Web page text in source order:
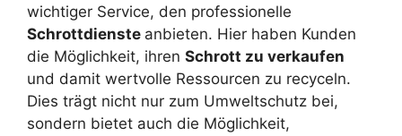
wichtiger Service, den professionelle
Schrottdienste anbieten. Hier haben Kunden
die Möglichkeit, ihren Schrott zu verkaufen
und damit wertvolle Ressourcen zu recyceln.
Dies trägt nicht nur zum Umweltschutz bei,
sondern bietet auch die Möglichkeit,